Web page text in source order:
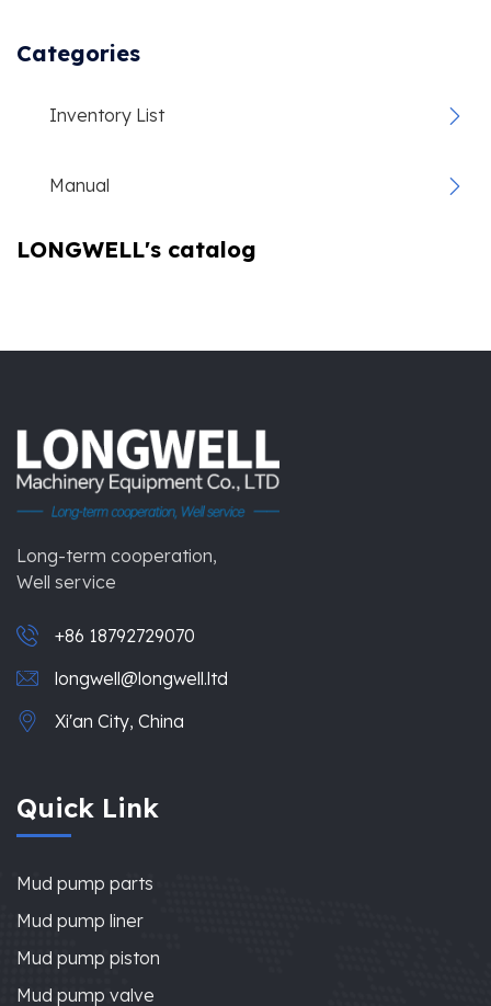
Categories
Inventory List
Manual
LONGWELL's catalog
Long-term cooperation,
Well service
+86 18792729070
longwell@longwell.ltd
Xi'an City, China
Quick Link
Mud pump parts
Mud pump liner
Mud pump piston
Mud pump valve